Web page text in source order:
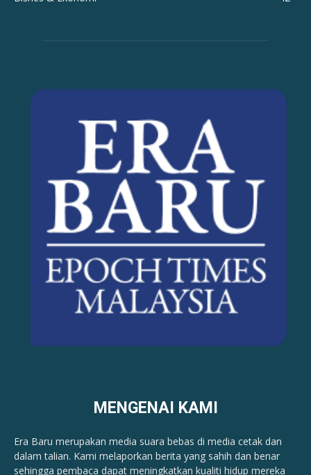
MENGENAI KAMI
Era Baru merupakan media suara bebas di media cetak dan
dalam talian. Kami melaporkan berita yang sahih dan benar ​​
sehingga pembaca dapat meningkatkan kualiti hidup mereka